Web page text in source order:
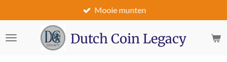
direct
naar
Dutch Coin Legacy
Mooie munten